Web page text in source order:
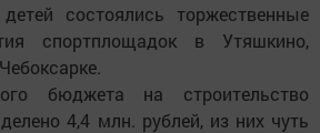
состоялись торжественные
спортплощадок в Утяшкино,
бюджета на строительство
4,4 млн. рублей, из них чуть